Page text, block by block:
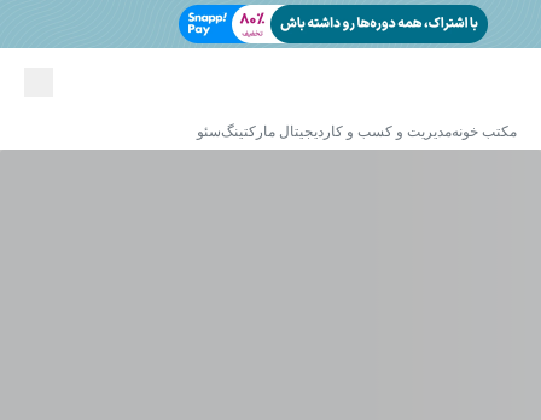
مکتب خونهمدیریت و کسب و کار دیجیتال مارکتینگسئو